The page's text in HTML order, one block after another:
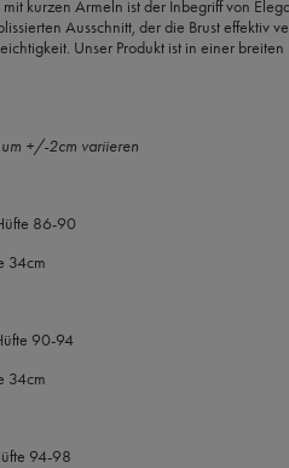
kurzen Ärmeln ist der Inbegriff von
Ausschnitt, der die Brust effektiv
Unser Produkt ist in einer
+/-2cm variieren
86-90
34cm
90-94
34cm
94-98